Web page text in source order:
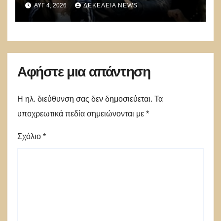
πέθανε και ξέχασε να μας το πει
ΑΥΓ 4, 2026 ΔΕΚΈΛΕΙΑ NEWS
Αφήστε μια απάντηση
Η ηλ. διεύθυνση σας δεν δημοσιεύεται. Τα
υποχρεωτικά πεδία σημειώνονται με *
Σχόλιο *